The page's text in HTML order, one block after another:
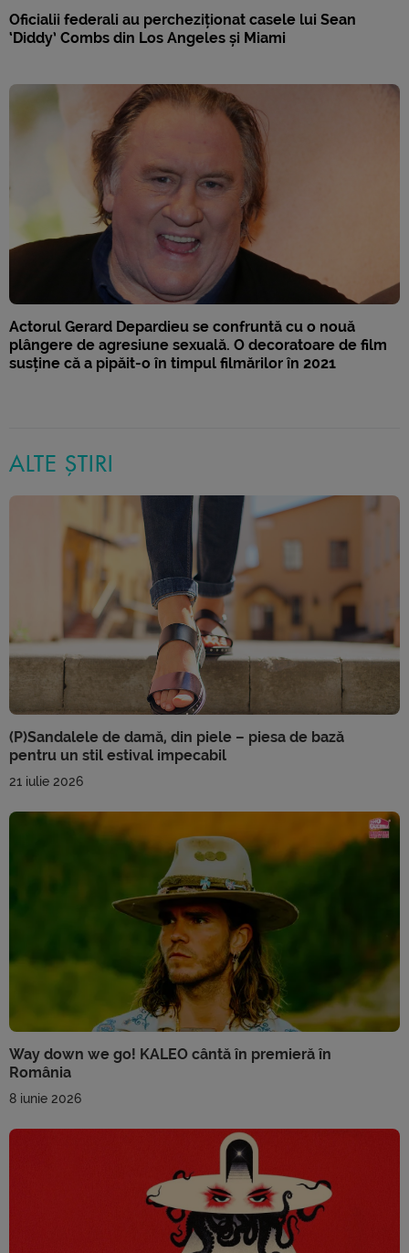
Oficialii federali au percheziționat casele lui Sean
‘Diddy’ Combs din Los Angeles și Miami
Actorul Gerard Depardieu se confruntă cu o nouă
plângere de agresiune sexuală. O decoratoare de film
susține că a pipăit-o în timpul filmărilor în 2021
ALTE ȘTIRI
(P)Sandalele de damă, din piele – piesa de bază
pentru un stil estival impecabil
21 iulie 2026
Way down we go! KALEO cântă în premieră în
România
8 iunie 2026